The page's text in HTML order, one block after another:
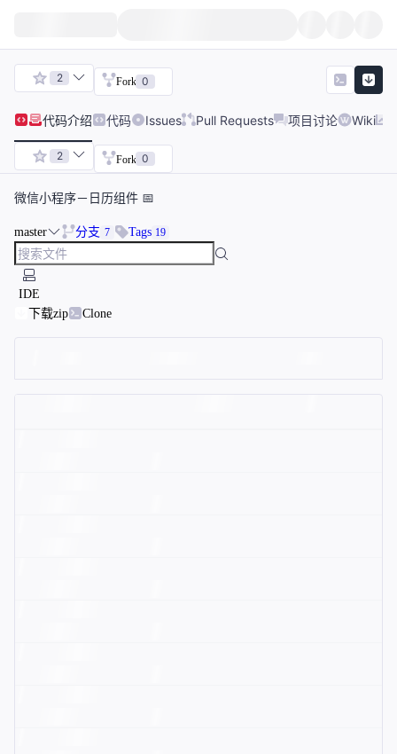
2 Fork 0
代码介绍 代码 Issues Pull Requests 项目讨论 Wiki
2 Fork 0
微信小程序－日历组件 📅
master 分支 7 Tags 19
IDE
下载zip
Clone